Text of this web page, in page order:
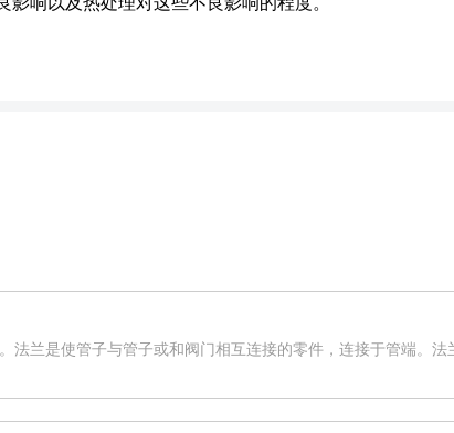
法兰是使管子与管子或和阀门相互连接的零件，连接于管端。法